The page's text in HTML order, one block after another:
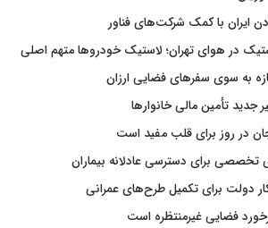
ایران با کمک شرکت‌های فناور
در هوای تهران؛ لاستیک خودروها متهم اصلی
به سوی سفرهای فضایی ارزان
جدید تأمین مالی خانوارها
در روز برای قلب مفید است
تخصصی برای دسترسی عادلانه بیماران
دولت برای تکمیل طرح‌های عمرانی
فضایی غیرمنتظره است